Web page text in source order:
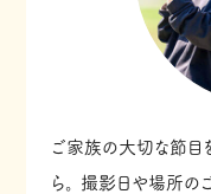
ご家族の大切な節目
ら。
撮影日や場所の